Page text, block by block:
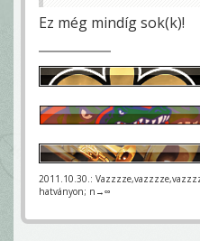
Ez még mindíg sok(k)!
2011.10.30.:
hatványon; n→∞